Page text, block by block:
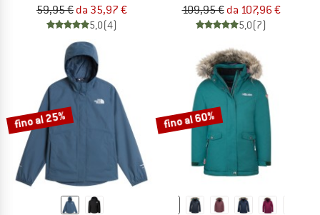
59,95 € da 35,97 €
5,0(4)
109,95 € da 107,96 €
5,0(7)
fino al 25% fino al 60%